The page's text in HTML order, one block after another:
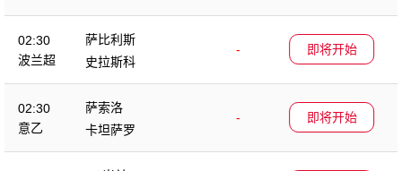
02:30
波兰超
萨比利斯
-
史拉斯科
即将开始
02:30
意乙
萨索洛
-
卡坦萨罗
即将开始